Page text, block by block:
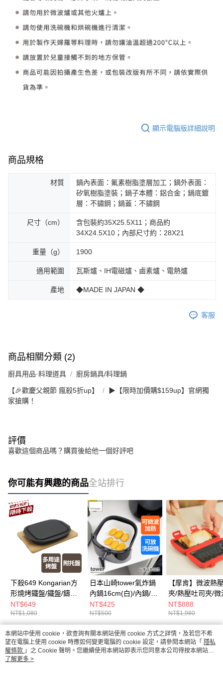
顯示電腦版詳細說明
商品規格
材質
鍋內表面：氟素樹脂塗層加工；鍋外表面：
矽氧樹脂塗裝；鍋子本體：鋁合金；鍋底鍍
層：不鏽鋼；鍋蓋：不鏽鋼
尺寸（cm）
含包裝約35X25.5X11；商品約
34X24.5X10；內部尺寸約：28X21
重量（g） 1900
適用範圍 瓦斯爐、IH電磁爐、鹵素爐、電熱爐
產地 ◆MADE IN JAPAN ◆
客服
商品相關分類 (2)
廚具用品·料理道具 廚房鍋具/料理鍋
【🎉歡慶父親節 瘋殺5折up】
▶【限時加價購$159up】官網獨
家搶購！
評價
喜歡這個商品嗎？購買後給他一個好評吧
你可能有興趣的商品全站排行
下殺649 Kongarian方
形燒烤鐵盤/鐵盤/鑄鐵
盤/不沾烤盤
NT$649
NT$1,080
日本山崎tower氣炸鍋
內鍋16cm(白)/內鍋/矽
膠內鍋/矽膠鍋具
NT$425
NT$500
【摩肯】微波熱
夾/熱壓吐司夾/微
理工具/早餐料理
NT$888
NT$1,980
熱門標籤
本網站中使用 cookie，欲查詢有關本網站使用 cookie 方式之詳情，及若您不希
望在電腦上使用 cookie 時應如何變更電腦的 cookie 設定，請參閱本網站「 隱私
權條款 」之 Cookie 聲明。您繼續使用本網站即表示您同意本公司得按本網站使
用條款之 Cookie 聲明使用 cookie。
了解更多 >